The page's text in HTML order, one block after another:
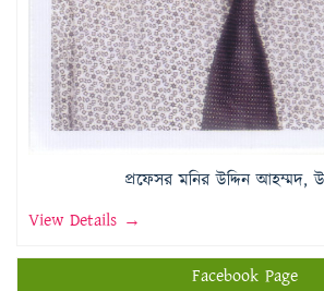
প্রফেসর মনির উদ্দিন আহম্মদ,
View Details →
Facebook Page